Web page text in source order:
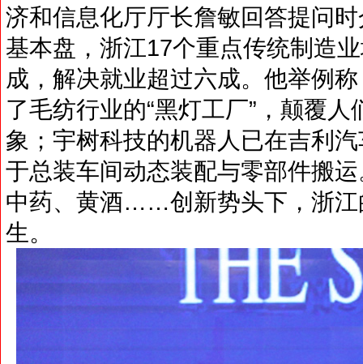
济和信息化厅厅长詹敏回答提问
基本盘，浙江17个重点传统制造
成，解决就业超过六成。他举例
了毛纺行业的“黑灯工厂”，颠覆
象；宇树科技的机器人已在吉利
于总装车间动态装配与零部件搬
中药、黄酒……创新势头下，浙江
生。